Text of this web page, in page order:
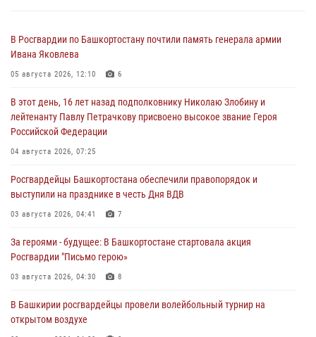
В Росгвардии по Башкортостану почтили память генерала армии
Ивана Яковлева
05 августа 2026, 12:10 6
В этот день, 16 лет назад подполковнику Николаю Злобину и
лейтенанту Павлу Петрачкову присвоено высокое звание Героя
Российской Федерации
04 августа 2026, 07:25
Росгвардейцы Башкортостана обеспечили правопорядок и
выступили на празднике в честь Дня ВДВ
03 августа 2026, 04:41 7
За героями - будущее: В Башкортостане стартовала акция
Росгвардии "Письмо герою»
03 августа 2026, 04:30 8
В Башкирии росгвардейцы провели волейбольный турнир на
открытом воздухе